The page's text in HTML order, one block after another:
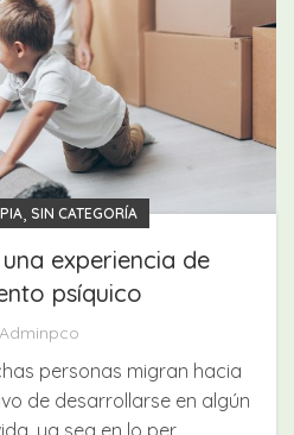
, SIN CATEGORÍA
experiencia de
psíquico
Adminpco
personas migran hacia
de desarrollarse en algún